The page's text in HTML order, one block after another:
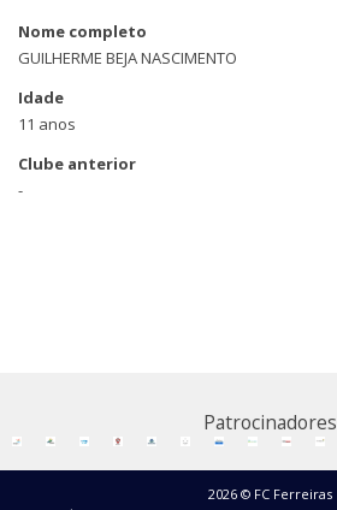
Nome completo
GUILHERME BEJA NASCIMENTO
Idade
11 anos
Clube anterior
-
Patrocinadores
2026 © FC Ferreiras